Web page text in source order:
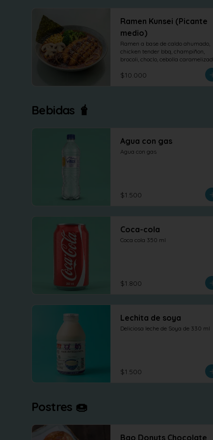
Ramen Kunsei (Picante
medio)
Ramen a base de caldo ahumado,
chicken tender bbq, champiñon,
brocoli, choclo, cebolla
$10.000
Bebidas 🧋
Agua con gas
Agua con gas
$1.500
Coca-cola
Coca cola 350 ml
$1.800
Lechita de soya
Deliciosa leche de Soya de 330 ml
$1.500
Postres 🍩
Bao Donuts Chocolate